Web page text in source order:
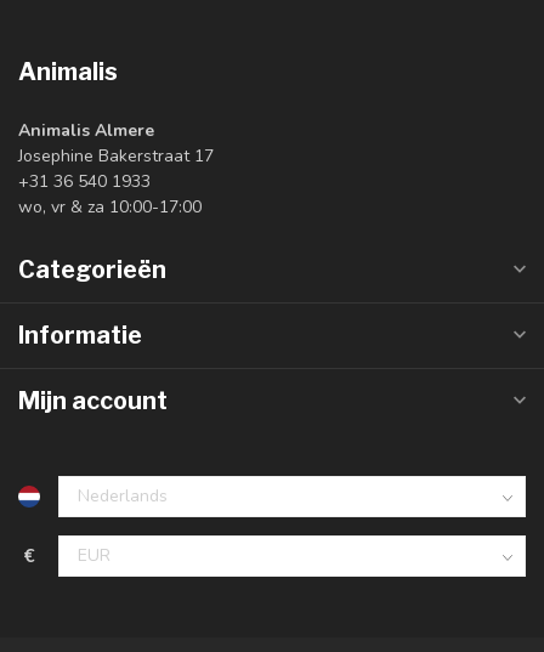
Animalis
Animalis Almere
Josephine Bakerstraat 17
+31 36 540 1933
wo, vr & za 10:00-17:00
Categorieën
Informatie
Mijn account
€